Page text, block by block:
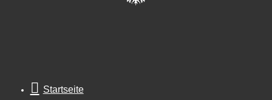
Startseite